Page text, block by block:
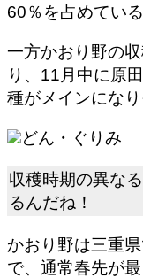
60％を占めてい
一方かおり野の
り、11月中に原
種がメインになり
どん・ぐりみ
収穫時期の異な
るんだね！
かおり野は三重
で、通常春先が